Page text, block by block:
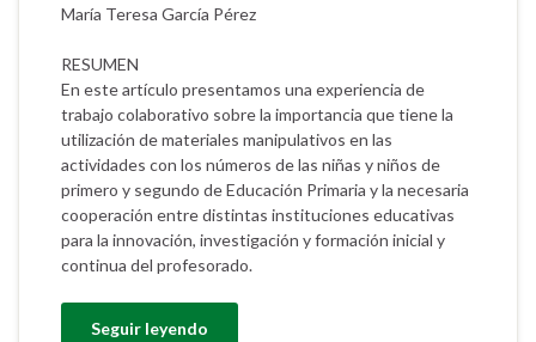
María Teresa García Pérez
RESUMEN
En este artículo presentamos una experiencia de
trabajo colaborativo sobre la importancia que tiene la
utilización de materiales manipulativos en las
actividades con los números de las niñas y niños de
primero y segundo de Educación Primaria y la necesaria
cooperación entre distintas instituciones educativas
para la innovación, investigación y formación inicial y
continua del profesorado.
Seguir leyendo